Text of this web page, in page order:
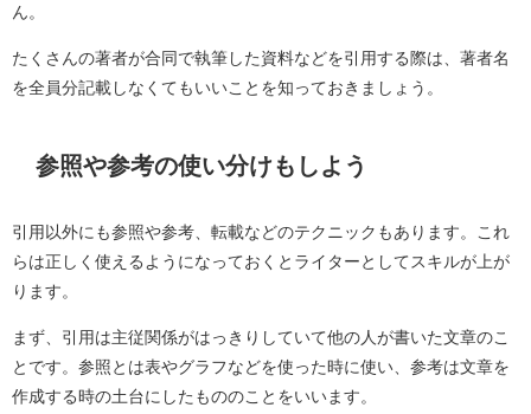
ん。
たくさんの著者が合同で執筆した資料などを引用する際は、著者名
を全員分記載しなくてもいいことを知っておきましょう。
参照や参考の使い分けもしよう
引用以外にも参照や参考、転載などのテクニックもあります。これ
らは正しく使えるようになっておくとライターとしてスキルが上が
ります。
まず、引用は主従関係がはっきりしていて他の人が書いた文章のこ
とです。参照とは表やグラフなどを使った時に使い、参考は文章を
作成する時の土台にしたもののことをいいます。